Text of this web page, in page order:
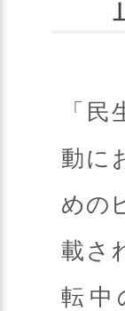
「
動に
めの
載さ
転中